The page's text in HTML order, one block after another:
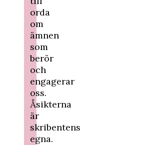
orda
om
ämnen
som
berör
och
engagerar
oss.
Åsikterna
är
skribentens
egna.